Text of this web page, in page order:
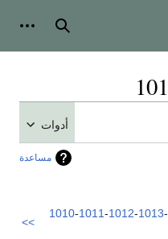
بحث
أدوات
مساعدة
1010-1011-1012-1013-
>>